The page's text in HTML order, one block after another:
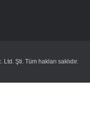
Şti. Tüm hakları saklıdır.